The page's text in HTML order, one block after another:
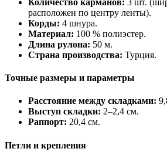
расположен по центру ленты).
Корды: 4 шнура.
Материал: 100 % полиэстер.
Длина рулона: 50 м.
Страна производства: Турция.
Точные размеры и параметры
Расстояние между складками:
Выступ складки: 2–2,4 см.
Раппорт: 20,4 см.
Петли и крепления